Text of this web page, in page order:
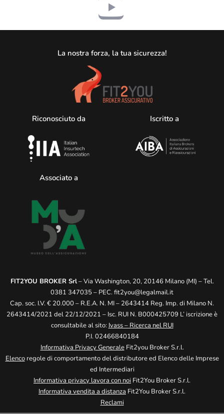
La nostra forza, la tua sicurezza!
Riconosciuto da Iscritto a
Associato a
FIT2YOU BROKER Srl– Via Washington, 20, 20146 Milano (MI) – Tel.
0381 347035 – PEC. fit2you@legalmail.it
Cap. soc. I.V. € 20.000 – R.E.A. N. MI – 2643414 Reg. Imp. di Milano N.
2643414/2021 del 22/12/2021 – Isc. RUI N. B000425709 L’ iscrizione è
consultabile al sito: Ivass – Ricerca nel RUI
P.I. 02466840184
Informativa Privacy GeneraleFit2you Broker S.r.l.
Elencoregole di comportamento del distributore ed Elenco delle Imprese
ed Intermediari
Informativa privacy lavora con noi Fit2You Broker S.r.l.
Informativa vendita a distanza Fit2You Broker S.r.l.
Reclami